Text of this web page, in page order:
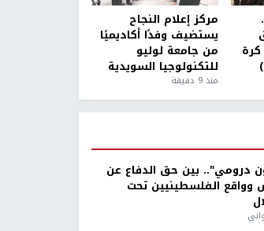
مركز إعلام النجاح
يستضيف وفدًا أكاديميًا
من جامعة لوليو
للتكنولوجيا السويدية
منذ 9 دقيقة
درومي".. بين حق الدفاع عن
وواقع الفلسطينيين تحت